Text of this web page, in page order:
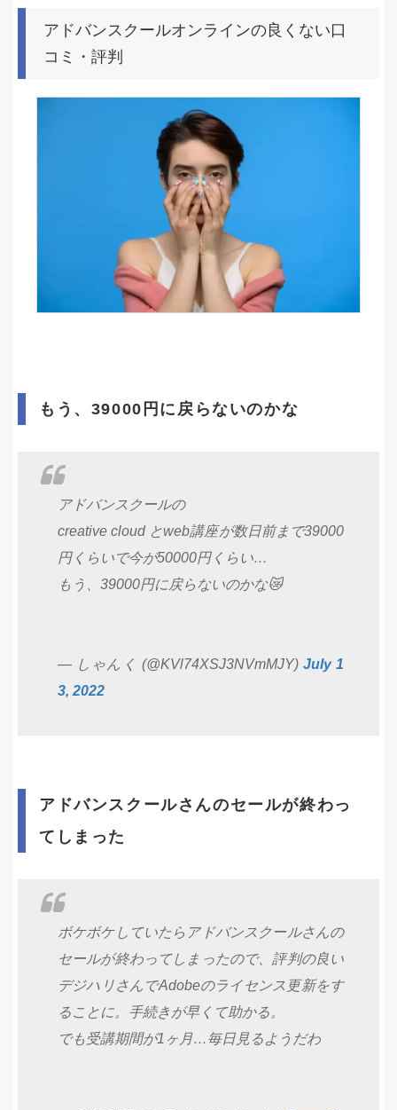
アドバンスクールオンラインの良くない口
コミ・評判
もう、39000円に戻らないのかな
アドバンスクールの
creative cloud とweb講座が数日前まで39000
円くらいで今が50000円くらい…
もう、39000円に戻らないのかな😿
— しゃんく (@KVl74XSJ3NVmMJY) July 1
3, 2022
アドバンスクールさんのセールが終わっ
てしまった
ボケボケしていたらアドバンスクールさんの
セールが終わってしまったので、評判の良い
デジハリさんでAdobeのライセンス更新をす
ることに。手続きが早くて助かる。
でも受講期間が1ヶ月…毎日見るようだわ